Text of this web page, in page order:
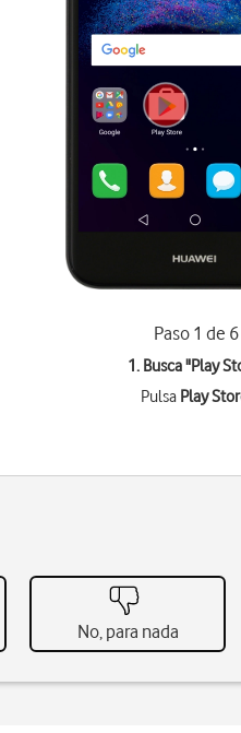
Paso 1 de 6
1. Busca "Play
Pulsa Play
No, para nada